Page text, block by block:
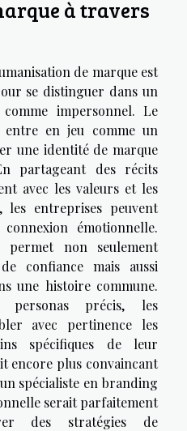
à travers
de marque est
se distinguer dans un
impersonnel. Le
en jeu comme un
une identité de marque
partageant des récits
avec les valeurs et les
les entreprises peuvent
émotionnelle.
permet non seulement
confiance mais aussi
une histoire commune.
personas précis, les
avec pertinence les
spécifiques de leur
encore plus convaincant
spécialiste en branding
serait parfaitement
des stratégies de